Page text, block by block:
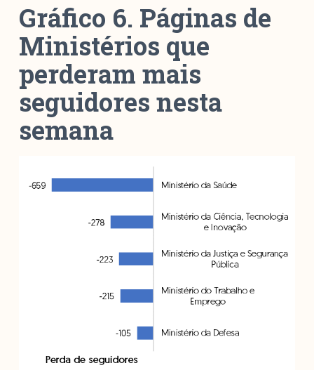
Gráfico 6. Páginas de
Ministérios que
perderam mais
seguidores nesta
semana